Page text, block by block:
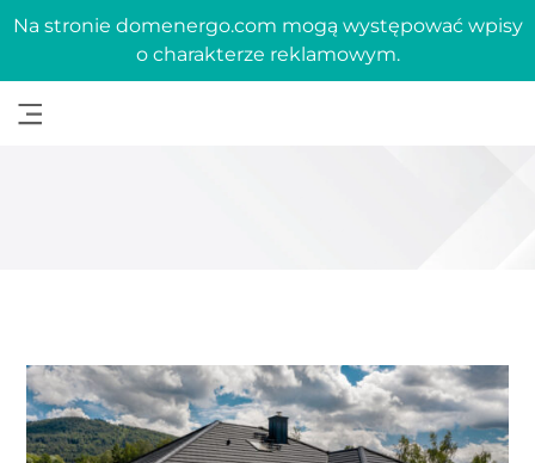
Na stronie domenergo.com mogą występować wpisy
o charakterze reklamowym.